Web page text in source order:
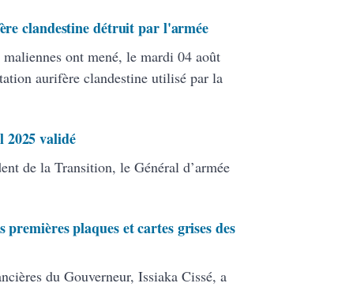
clandestine détruit par l'armée
ont mené, le mardi 04 août
aurifère clandestine utilisé par la
2025 validé
de la Transition, le Général d’armée
plaques et cartes grises des
du Gouverneur, Issiaka Cissé, a